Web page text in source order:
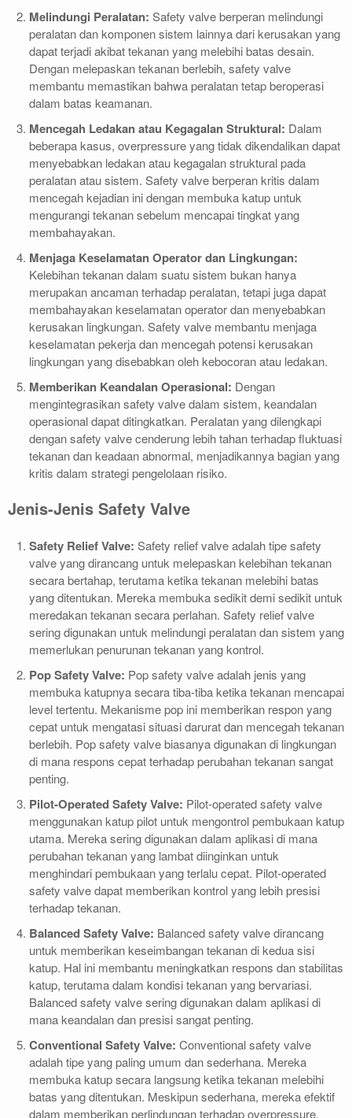
Melindungi Peralatan: Safety valve berperan melindungi
peralatan dan komponen sistem lainnya dari kerusakan yang
dapat terjadi akibat tekanan yang melebihi batas desain.
Dengan melepaskan tekanan berlebih, safety valve
membantu memastikan bahwa peralatan tetap beroperasi
dalam batas keamanan.
Mencegah Ledakan atau Kegagalan Struktural: Dalam
beberapa kasus, overpressure yang tidak dikendalikan dapat
menyebabkan ledakan atau kegagalan struktural pada
peralatan atau sistem. Safety valve berperan kritis dalam
mencegah kejadian ini dengan membuka katup untuk
mengurangi tekanan sebelum mencapai tingkat yang
membahayakan.
Menjaga Keselamatan Operator dan Lingkungan:
Kelebihan tekanan dalam suatu sistem bukan hanya
merupakan ancaman terhadap peralatan, tetapi juga dapat
membahayakan keselamatan operator dan menyebabkan
kerusakan lingkungan. Safety valve membantu menjaga
keselamatan pekerja dan mencegah potensi kerusakan
lingkungan yang disebabkan oleh kebocoran atau ledakan.
Memberikan Keandalan Operasional: Dengan
mengintegrasikan safety valve dalam sistem, keandalan
operasional dapat ditingkatkan. Peralatan yang dilengkapi
dengan safety valve cenderung lebih tahan terhadap fluktuasi
tekanan dan keadaan abnormal, menjadikannya bagian yang
kritis dalam strategi pengelolaan risiko.
Jenis-Jenis Safety Valve
Safety Relief Valve: Safety relief valve adalah tipe safety
valve yang dirancang untuk melepaskan kelebihan tekanan
secara bertahap, terutama ketika tekanan melebihi batas
yang ditentukan. Mereka membuka sedikit demi sedikit untuk
meredakan tekanan secara perlahan. Safety relief valve
sering digunakan untuk melindungi peralatan dan sistem yang
memerlukan penurunan tekanan yang kontrol.
Pop Safety Valve: Pop safety valve adalah jenis yang
membuka katupnya secara tiba-tiba ketika tekanan mencapai
level tertentu. Mekanisme pop ini memberikan respon yang
cepat untuk mengatasi situasi darurat dan mencegah tekanan
berlebih. Pop safety valve biasanya digunakan di lingkungan
di mana respons cepat terhadap perubahan tekanan sangat
penting.
Pilot-Operated Safety Valve: Pilot-operated safety valve
menggunakan katup pilot untuk mengontrol pembukaan katup
utama. Mereka sering digunakan dalam aplikasi di mana
perubahan tekanan yang lambat diinginkan untuk
menghindari pembukaan yang terlalu cepat. Pilot-operated
safety valve dapat memberikan kontrol yang lebih presisi
terhadap tekanan.
Balanced Safety Valve: Balanced safety valve dirancang
untuk memberikan keseimbangan tekanan di kedua sisi
katup. Hal ini membantu meningkatkan respons dan stabilitas
katup, terutama dalam kondisi tekanan yang bervariasi.
Balanced safety valve sering digunakan dalam aplikasi di
mana keandalan dan presisi sangat penting.
Conventional Safety Valve: Conventional safety valve
adalah tipe yang paling umum dan sederhana. Mereka
membuka katup secara langsung ketika tekanan melebihi
batas yang ditentukan. Meskipun sederhana, mereka efektif
dalam memberikan perlindungan terhadap overpressure.